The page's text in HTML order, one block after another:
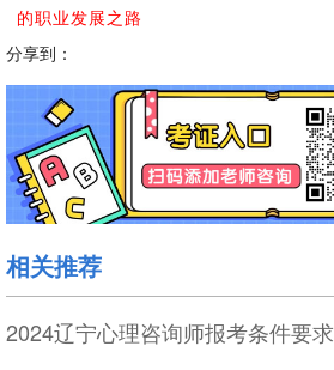
的职业发展之路
分享到：
相关推荐
2024辽宁心理咨询师报考条件要求